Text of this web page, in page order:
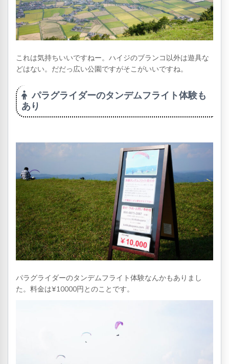
これは気持ちいいですねー。ハイジのブランコ以外は遊具な
どはない。だだっ広い公園ですがそこがいいですね。
パラグライダーのタンデムフライト体験も
あり
パラグライダーのタンデムフライト体験なんかもありまし
た。料金は¥10000円とのことです。